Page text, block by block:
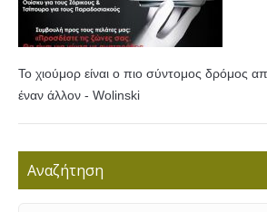
Το χιούμορ είναι ο πιο σύντομος δρόμος
έναν άλλον - Wolinski
Αναζήτηση